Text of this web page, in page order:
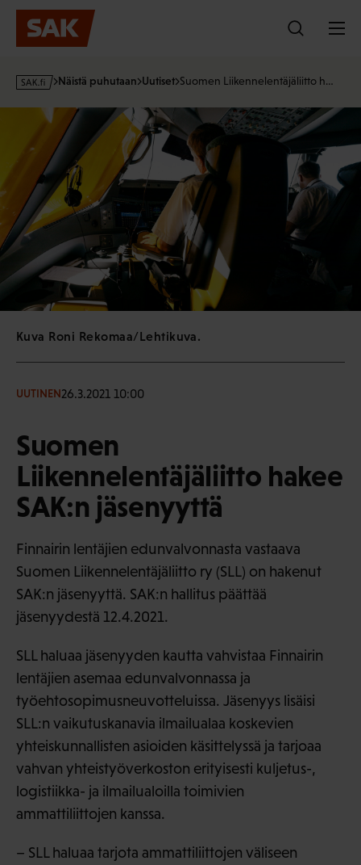
Hyppää
sisältöön
s
Näistä puhutaan Uutiset Suomen Liikennelentäjäliitto h…
Kuva Roni Rekomaa/Lehtikuva.
UUTINEN26.3.2021 10:00
Suomen
Liikennelentäjäliitto hakee
SAK:n jäsenyyttä
Finnairin lentäjien edunvalvonnasta vastaava
Suomen Liikennelentäjäliitto ry (SLL) on hakenut
SAK:n jäsenyyttä. SAK:n hallitus päättää
jäsenyydestä 12.4.2021.
SLL haluaa jäsenyyden kautta vahvistaa Finnairin
lentäjien asemaa edunvalvonnassa ja
työehtosopimusneuvotteluissa. Jäsenyys lisäisi
SLL:n vaikutuskanavia ilmailualaa koskevien
yhteiskunnallisten asioiden käsittelyssä ja tarjoaa
vahvan yhteistyöverkoston erityisesti kuljetus-,
logistiikka- ja ilmailualoilla toimivien
ammattiliittojen kanssa.
– SLL haluaa tarjota ammattiliittojen väliseen